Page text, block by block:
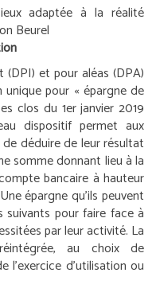
adaptée à la réalité
Beurel
et pour aléas (DPA)
pour « épargne de
clos du 1erjanvier 2019
dispositif permet aux
déduire de leur résultat
somme donnant lieu à la
bancaire à hauteur
épargne qu’ils peuvent
suivants pour faire face à
par leur activité. La
au choix de
l’exercice d’utilisation ou